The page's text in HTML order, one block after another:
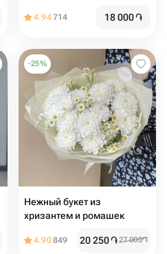
4.94714 18 000֏
-25%
Нежный букет из
хризантем и ромашек
4.90849 20 250֏27 000֏